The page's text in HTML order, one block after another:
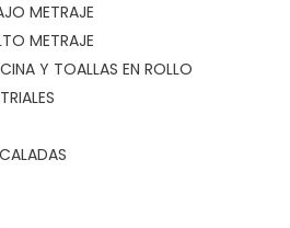
METRAJE
METRAJE
Y TOALLAS EN ROLLO